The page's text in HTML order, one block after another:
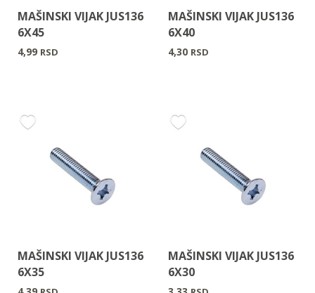
MAŠINSKI VIJAK JUS136
6X45
4,99 RSD
MAŠINSKI VIJAK JUS136
6X40
4,30 RSD
MAŠINSKI VIJAK JUS136
6X35
MAŠINSKI VIJAK JUS136
6X30